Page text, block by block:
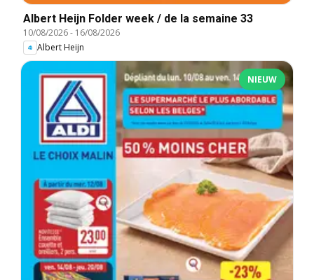
Albert Heijn Folder week / de la semaine 33
10/08/2026- 16/08/2026
Albert Heijn
NIEUW